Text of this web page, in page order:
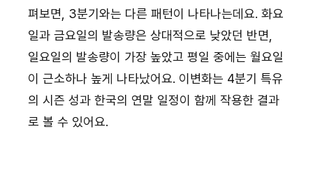
펴보면, 3분기와는 다른 패턴이 나타나는데요. 화요
일과 금요일의 발송량은 상대적으로 낮았던 반면,
일요일의 발송량이 가장 높았고 평일 중에는 월요일
이 근소하나 높게 나타났어요. 이변화는 4분기 특유
의 시즌 성과 한국의 연말 일정이 함께 작용한 결과
로 볼 수 있어요.